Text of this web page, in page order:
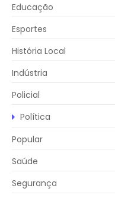
Educação
Esportes
História Local
Indústria
Policial
Política
Popular
Saúde
Segurança